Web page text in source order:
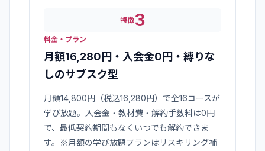
特徴3
料金・プラン
月額16,280円・入会金0円・縛りな
しのサブスク型
月額14,800円（税込16,280円）で全16コースが
学び放題。入会金・教材費・解約手数料は0円
で、最低契約期間もなくいつでも解約できま
す。※月額の学び放題プランはリスキリング補